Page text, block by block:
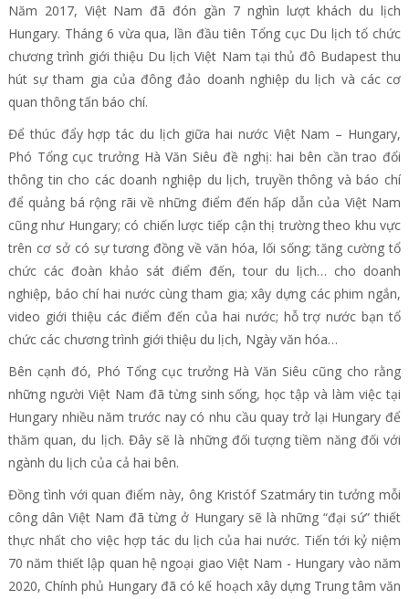
Năm 2017, Việt Nam đã đón gần 7 nghìn lượt khách du lịch
Hungary. Tháng 6 vừa qua, lần đầu tiên Tổng cục Du lịch tổ chức
chương trình giới thiệu Du lịch Việt Nam tại thủ đô Budapest thu
hút sự tham gia của đông đảo doanh nghiệp du lịch và các cơ
quan thông tấn báo chí.
Để thúc đẩy hợp tác du lịch giữa hai nước Việt Nam – Hungary,
Phó Tổng cục trưởng Hà Văn Siêu đề nghị: hai bên cần trao đổi
thông tin cho các doanh nghiệp du lịch, truyền thông và báo chí
để quảng bá rộng rãi về những điểm đến hấp dẫn của Việt Nam
cũng như Hungary; có chiến lược tiếp cận thị trường theo khu vực
trên cơ sở có sự tương đồng về văn hóa, lối sống; tăng cường tổ
chức các đoàn khảo sát điểm đến, tour du lịch… cho doanh
nghiệp, báo chí hai nước cùng tham gia; xây dựng các phim ngắn,
video giới thiệu các điểm đến của hai nước; hỗ trợ nước bạn tổ
chức các chương trình giới thiệu du lịch, Ngày văn hóa…
Bên cạnh đó, Phó Tổng cục trưởng Hà Văn Siêu cũng cho rằng
những người Việt Nam đã từng sinh sống, học tập và làm việc tại
Hungary nhiều năm trước nay có nhu cầu quay trở lại Hungary để
thăm quan, du lịch. Đây sẽ là những đối tượng tiềm năng đối với
ngành du lịch của cả hai bên.
Đồng tình với quan điểm này, ông Kristóf Szatmáry tin tưởng mỗi
công dân Việt Nam đã từng ở Hungary sẽ là những “đại sứ” thiết
thực nhất cho việc hợp tác du lịch của hai nước. Tiến tới kỷ niệm
70 năm thiết lập quan hệ ngoại giao Việt Nam - Hungary vào năm
2020, Chính phủ Hungary đã có kế hoạch xây dựng Trung tâm văn